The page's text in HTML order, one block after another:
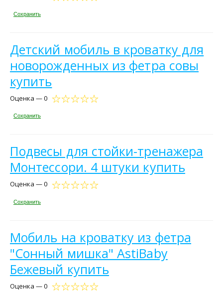
Сохранить
Детский мобиль в кроватку для
новорожденных из фетра совы
купить
Оценка — 0
Сохранить
Подвесы для стойки-тренажера
Монтессори. 4 штуки купить
Оценка — 0
Сохранить
Мобиль на кроватку из фетра
"Сонный мишка" AstiBaby
Бежевый купить
Оценка — 0